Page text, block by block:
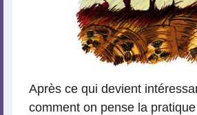
Après ce qui devient
comment on pense la pratique